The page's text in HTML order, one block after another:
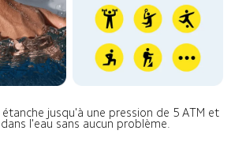
jusqu'à une pression de 5 ATM et
l'eau sans aucun problème.